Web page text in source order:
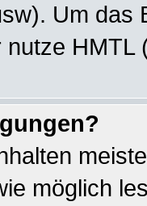
Um das
HMTL
möglich